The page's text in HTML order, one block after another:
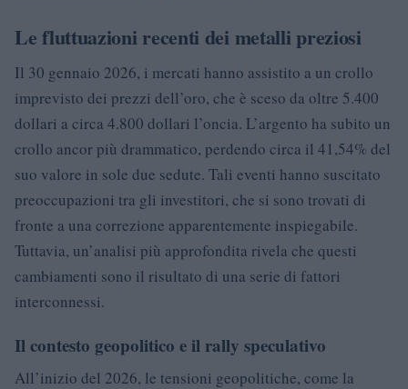
Le fluttuazioni recenti dei metalli preziosi
Il 30 gennaio 2026, i mercati hanno assistito a un crollo
imprevisto dei prezzi dell’oro, che è sceso da oltre 5.400
dollari a circa 4.800 dollari l’oncia. L’argento ha subito un
crollo ancor più drammatico, perdendo circa il 41,54% del
suo valore in sole due sedute. Tali eventi hanno suscitato
preoccupazioni tra gli investitori, che si sono trovati di
fronte a una correzione apparentemente inspiegabile.
Tuttavia, un’analisi più approfondita rivela che questi
cambiamenti sono il risultato di una serie di fattori
interconnessi.
Il contesto geopolitico e il rally speculativo
All’inizio del 2026, le tensioni geopolitiche, come la